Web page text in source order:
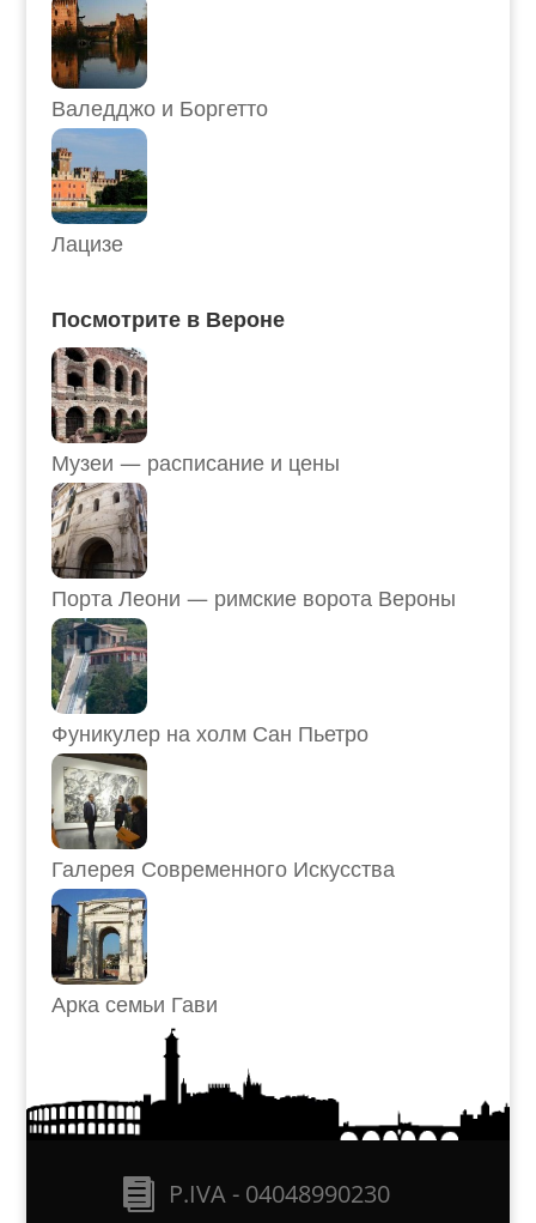
Валедджо и Боргетто
Лацизе
Посмотрите в Вероне
Музеи — расписание и цены
Порта Леони — римские ворота Вероны
Фуникулер на холм Сан Пьетро
Галерея Современного Искусства
Арка семьи Гави
P.IVA - 04048990230